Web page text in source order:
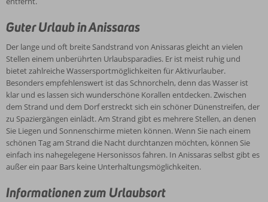
Guter Urlaub in Anissaras
Der lange und oft breite Sandstrand von Anissaras gleicht an vielen
Stellen einem unberührten Urlaubsparadies. Er ist meist ruhig und
bietet zahlreiche Wassersportmöglichkeiten für Aktivurlauber.
Besonders empfehlenswert ist das Schnorcheln, denn das Wasser ist
klar und es lassen sich wunderschöne Korallen entdecken. Zwischen
dem Strand und dem Dorf erstreckt sich ein schöner Dünenstreifen, der
zu Spaziergängen einlädt. Am Strand gibt es mehrere Stellen, an denen
Sie Liegen und Sonnenschirme mieten können. Wenn Sie nach einem
schönen Tag am Strand die Nacht durchtanzen möchten, können Sie
einfach ins nahegelegene Hersonissos fahren. In Anissaras selbst gibt es
außer ein paar Bars keine Unterhaltungsmöglichkeiten.
Informationen zum Urlaubsort